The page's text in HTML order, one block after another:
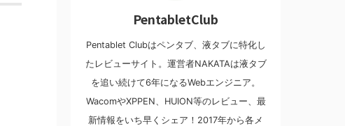
PentabletClub
Pentablet Clubはペンタブ、液タブに特化し
たレビューサイト。運営者NAKATAは液タブ
を追い続けて6年になるWebエンジニア。
WacomやXPPEN、HUION等のレビュー、最
新情報をいち早くシェア！2017年から各メ